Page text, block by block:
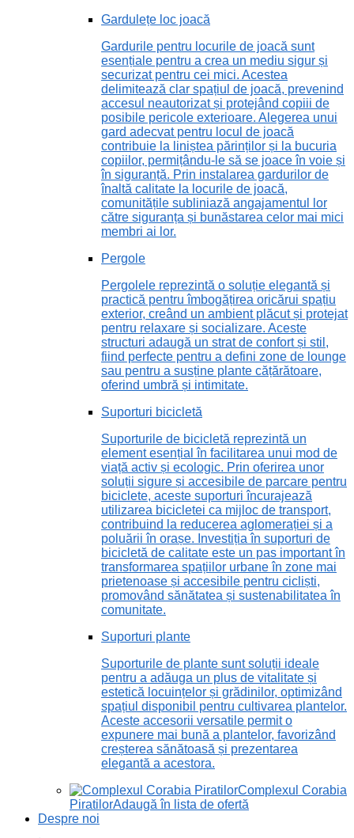
Gardulețe loc joacă
Gardurile pentru locurile de joacă sunt
esențiale pentru a crea un mediu sigur și
securizat pentru cei mici. Acestea
delimitează clar spațiul de joacă, prevenind
accesul neautorizat și protejând copiii de
posibile pericole exterioare. Alegerea unui
gard adecvat pentru locul de joacă
contribuie la liniștea părinților și la bucuria
copiilor, permițându-le să se joace în voie și
în siguranță. Prin instalarea gardurilor de
înaltă calitate la locurile de joacă,
comunitățile subliniază angajamentul lor
către siguranța și bunăstarea celor mai mici
membri ai lor.
Pergole
Pergolele reprezintă o soluție elegantă și
practică pentru îmbogățirea oricărui spațiu
exterior, creând un ambient plăcut și protejat
pentru relaxare și socializare. Aceste
structuri adaugă un strat de confort și stil,
fiind perfecte pentru a defini zone de lounge
sau pentru a susține plante cățărătoare,
oferind umbră și intimitate.
Suporturi bicicletă
Suporturile de bicicletă reprezintă un
element esențial în facilitarea unui mod de
viață activ și ecologic. Prin oferirea unor
soluții sigure și accesibile de parcare pentru
biciclete, aceste suporturi încurajează
utilizarea bicicletei ca mijloc de transport,
contribuind la reducerea aglomerației și a
poluării în orașe. Investiția în suporturi de
bicicletă de calitate este un pas important în
transformarea spațiilor urbane în zone mai
prietenoase și accesibile pentru cicliști,
promovând sănătatea și sustenabilitatea în
comunitate.
Suporturi plante
Suporturile de plante sunt soluții ideale
pentru a adăuga un plus de vitalitate și
estetică locuințelor și grădinilor, optimizând
spațiul disponibil pentru cultivarea plantelor.
Aceste accesorii versatile permit o
expunere mai bună a plantelor, favorizând
creșterea sănătoasă și prezentarea
elegantă a acestora.
Complexul Corabia
PiratilorAdaugă în lista de ofertă
Despre noi